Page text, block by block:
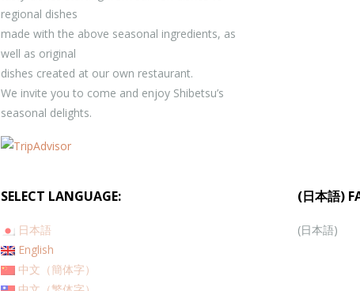
regional dishes
made with the above seasonal ingredients, as
well as original
dishes created at our own restaurant.
We invite you to come and enjoy Shibetsu’s
seasonal delights.
SELECT LANGUAGE:
日本語
English
中文（簡体字）
(日本語)
(日本語)